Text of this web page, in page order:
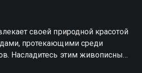
своей природной красотой
протекающими среди
Насладитесь этим живописным